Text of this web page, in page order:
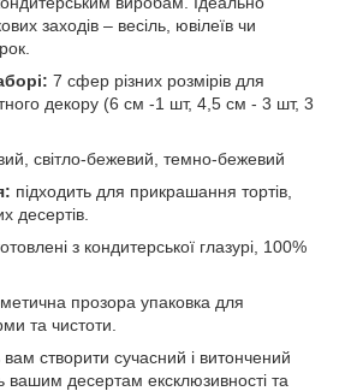
заходів – весіль, ювілеїв чи
7 сфер різних розмірів для
декору (6 см -1 шт, 4,5 см - 3 шт, 3
світло-бежевий, темно-бежевий
підходить для прикрашання тортів,
десертів.
з кондитерської глазурі, 100%
прозора упаковка для
та чистоти.
створити сучасний і витончений
вашим десертам ексклюзивності та